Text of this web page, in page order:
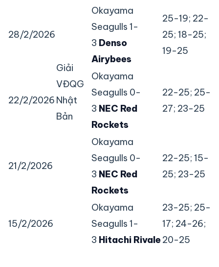
Giải
VĐQG
Nhật
Bản
28/2/2026
Okayama
Seagulls 1-
3 Denso
Airybees
25-19; 22-
25; 18-25;
19-25
22/2/2026
Okayama
Seagulls 0-
3 NEC Red
Rockets
22-25; 25-
27; 23-25
21/2/2026
Okayama
Seagulls 0-
3 NEC Red
Rockets
22-25; 15-
25; 23-25
15/2/2026
Okayama
Seagulls 1-
3 Hitachi Rivale
23-25; 25-
17; 24-26;
20-25